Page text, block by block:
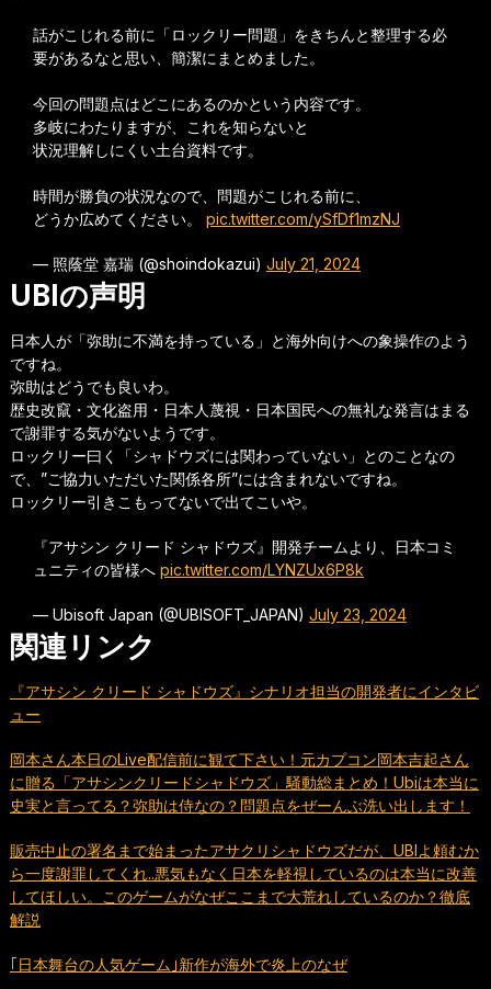
話がこじれる前に「ロックリー問題」をきちんと整理する必
要があるなと思い、簡潔にまとめました。
今回の問題点はどこにあるのかという内容です。
多岐にわたりますが、これを知らないと
状況理解しにくい土台資料です。
時間が勝負の状況なので、問題がこじれる前に、
どうか広めてください。 pic.twitter.com/ySfDf1mzNJ
— 照蔭堂 嘉瑞 (@shoindokazui) July 21, 2024
UBIの声明
日本人が「弥助に不満を持っている」と海外向けへの象操作のよう
ですね。
弥助はどうでも良いわ。
歴史改竄・文化盗用・日本人蔑視・日本国民への無礼な発言はまる
で謝罪する気がないようです。
ロックリー曰く「シャドウズには関わっていない」とのことなの
で、”ご協力いただいた関係各所”には含まれないですね。
ロックリー引きこもってないで出てこいや。
『アサシン クリード シャドウズ』開発チームより、日本コミ
ュニティの皆様へ pic.twitter.com/LYNZUx6P8k
— Ubisoft Japan (@UBISOFT_JAPAN) July 23, 2024
関連リンク
『アサシン クリード シャドウズ』シナリオ担当の開発者にインタビ
ュー
岡本さん本日のLive配信前に観て下さい！元カプコン岡本吉起さん
に贈る「アサシンクリードシャドウズ」騒動総まとめ！Ubiは本当に
史実と言ってる？弥助は侍なの？問題点をぜーんぶ洗い出します！
販売中止の署名まで始まったアサクリシャドウズだが、UBIよ頼むか
ら一度謝罪してくれ..悪気もなく日本を軽視しているのは本当に改善
してほしい。このゲームがなぜここまで大荒れしているのか？徹底
解説
｢日本舞台の人気ゲーム｣新作が海外で炎上のなぜ